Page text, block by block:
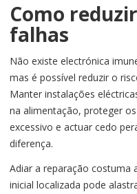
Como
falhas
Não existe electrónica
mas é possível reduzir o
Manter instalações
na alimentação, proteger
excessivo e actuar cedo
diferença.
Adiar a reparação costuma
inicial localizada pode